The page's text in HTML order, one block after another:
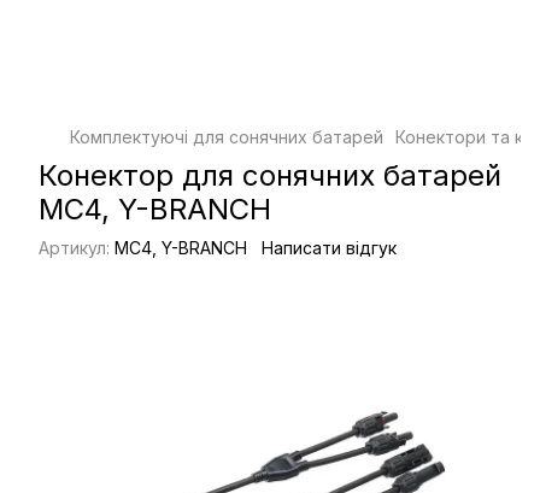
Комплектуючі для сонячних батарей Конектори та
Конектор для сонячних батарей
MC4, Y-BRANCH
Артикул: MC4, Y-BRANCH Написати відгук